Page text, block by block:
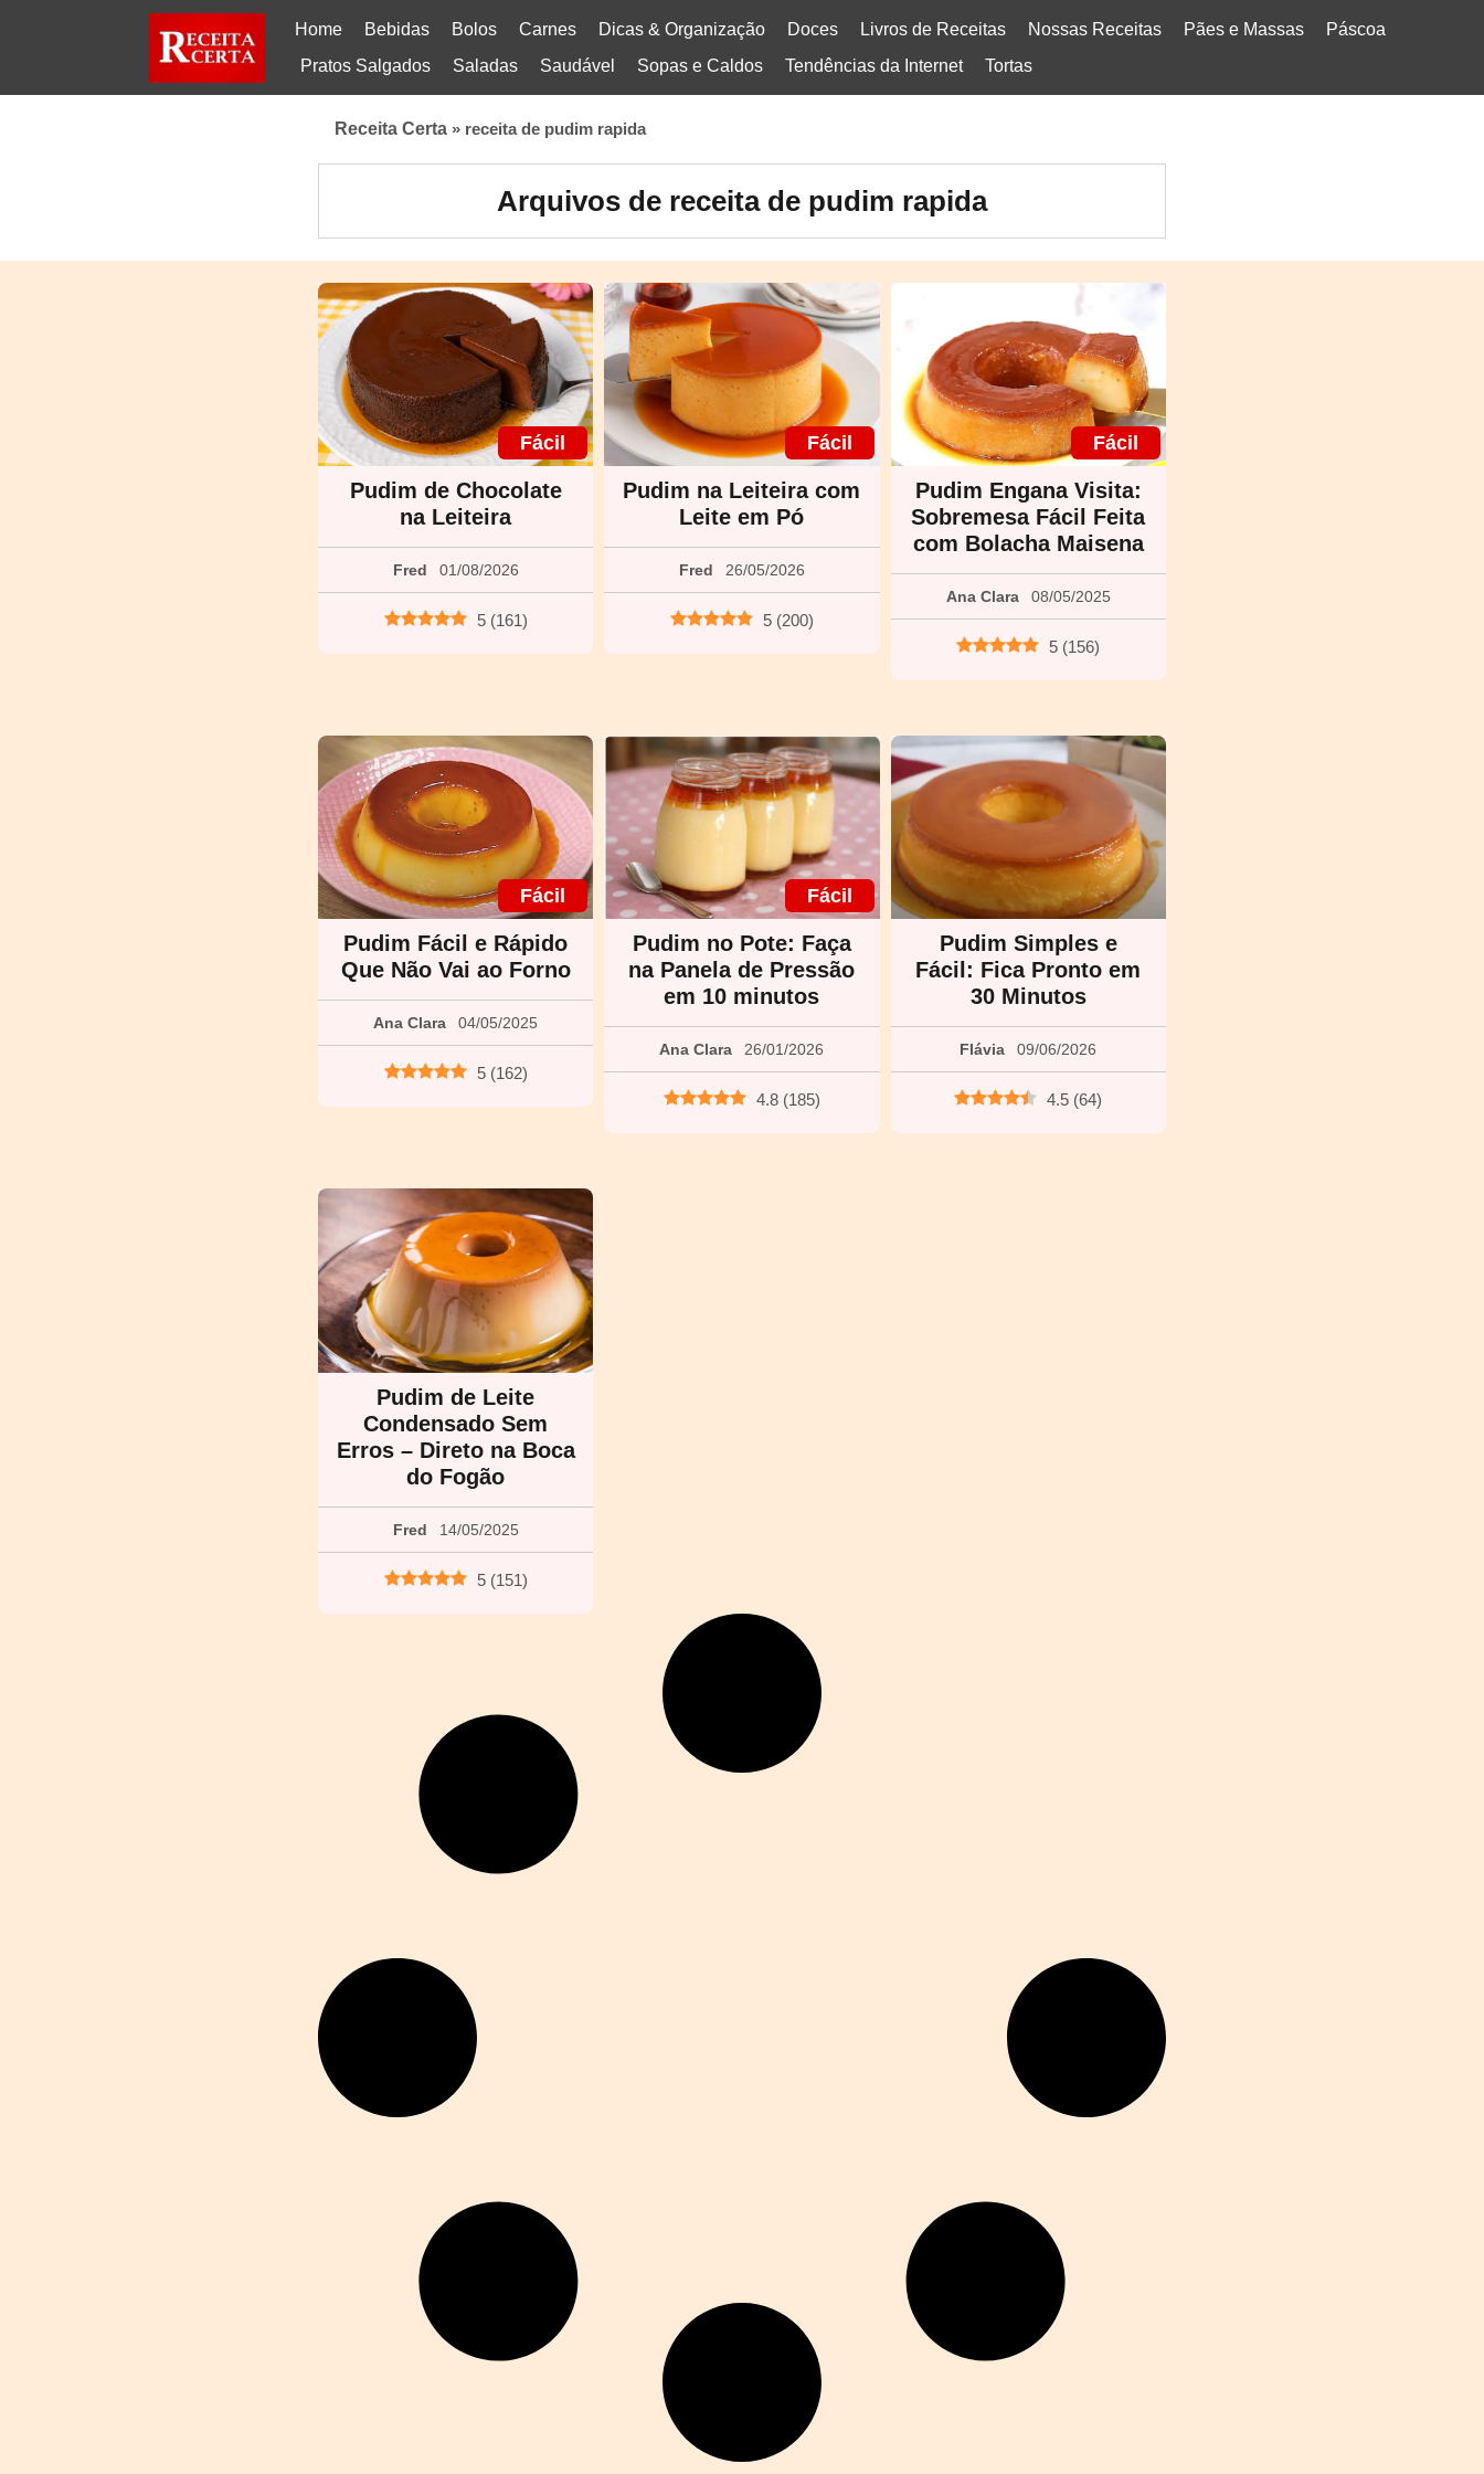
Home Bebidas Bolos Carnes Dicas & Organização Doces Livros de Receitas Nossas Receitas Pães e Massas
Páscoa
Pratos Salgados
Saladas Saudável Sopas e Caldos Tendências da Internet Tortas
Receita Certa » receita de pudim rapida
Arquivos de receita de pudim rapida
Fácil
Pudim de Chocolate
na Leiteira
Fred 01/08/2026
5 (161)
Fácil
Pudim na Leiteira com
Leite em Pó
Fred 26/05/2026
5 (200)
Fácil
Pudim Engana Visita:
Sobremesa Fácil Feita
com Bolacha Maisena
Ana Clara 08/05/2025
5 (156)
Fácil
Pudim Fácil e Rápido
Que Não Vai ao Forno
Ana Clara 04/05/2025
5 (162)
Fácil
Pudim no Pote: Faça
na Panela de Pressão
em 10 minutos
Ana Clara 26/01/2026
4.8 (185)
Pudim Simples e
Fácil: Fica Pronto em
30 Minutos
Flávia 09/06/2026
4.5 (64)
Pudim de Leite
Condensado Sem
Erros – Direto na Boca
do Fogão
Fred 14/05/2025
5 (151)